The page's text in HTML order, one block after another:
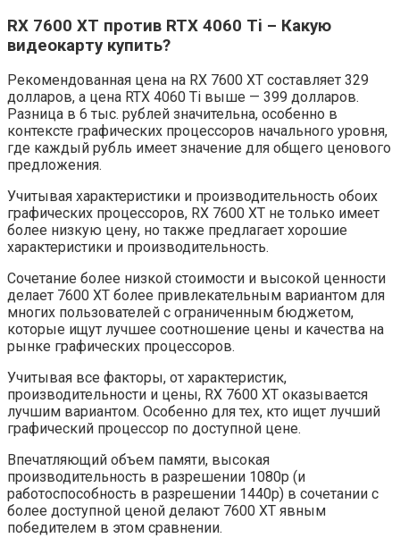
RX 7600 XT против RTX 4060 Ti – Какую
видеокарту купить?
Рекомендованная цена на RX 7600 XT составляет 329
долларов, а цена RTX 4060 Ti выше — 399 долларов.
Разница в 6 тыс. рублей значительна, особенно в
контексте графических процессоров начального уровня,
где каждый рубль имеет значение для общего ценового
предложения.
Учитывая характеристики и производительность обоих
графических процессоров, RX 7600 XT не только имеет
более низкую цену, но также предлагает хорошие
характеристики и производительность.
Сочетание более низкой стоимости и высокой ценности
делает 7600 XT более привлекательным вариантом для
многих пользователей с ограниченным бюджетом,
которые ищут лучшее соотношение цены и качества на
рынке графических процессоров.
Учитывая все факторы, от характеристик,
производительности и цены, RX 7600 XT оказывается
лучшим вариантом. Особенно для тех, кто ищет лучший
графический процессор по доступной цене.
Впечатляющий объем памяти, высокая
производительность в разрешении 1080p (и
работоспособность в разрешении 1440p) в сочетании с
более доступной ценой делают 7600 XT явным
победителем в этом сравнении.